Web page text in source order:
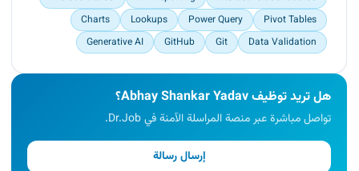
Pivot Tables
Power Query
Lookups
Charts
Data Validation
Git
GitHub
Generative AI
هل تريد توظيف Abhay Shankar Yadav؟
تواصل مباشرة عبر منصة المراسلة الآمنة في Dr.Job.
إرسال رسالة